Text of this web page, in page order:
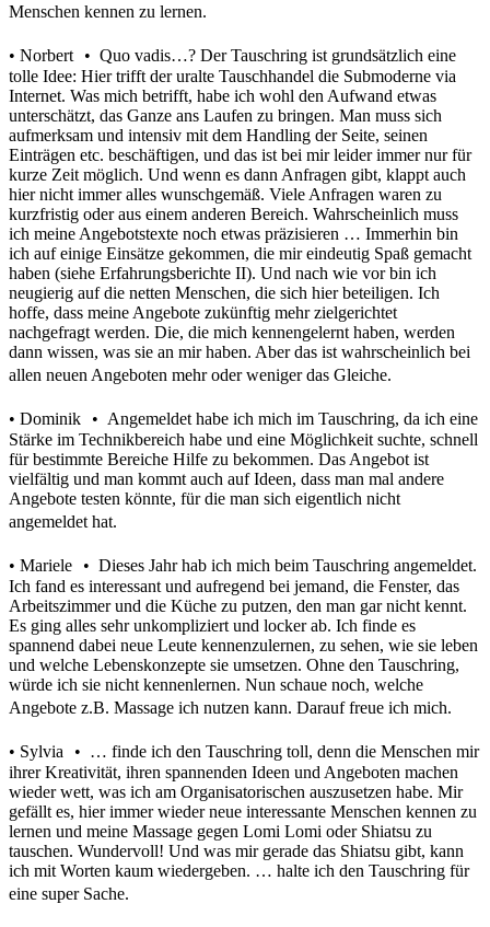
Menschen kennen zu lernen.
• Norbert • Quo vadis…? Der Tauschring ist grundsätzlich eine
tolle Idee: Hier trifft der uralte Tauschhandel die Submoderne via
Internet. Was mich betrifft, habe ich wohl den Aufwand etwas
unterschätzt, das Ganze ans Laufen zu bringen. Man muss sich
aufmerksam und intensiv mit dem Handling der Seite, seinen
Einträgen etc. beschäftigen, und das ist bei mir leider immer nur für
kurze Zeit möglich. Und wenn es dann Anfragen gibt, klappt auch
hier nicht immer alles wunschgemäß. Viele Anfragen waren zu
kurzfristig oder aus einem anderen Bereich. Wahrscheinlich muss
ich meine Angebotstexte noch etwas präzisieren … Immerhin bin
ich auf einige Einsätze gekommen, die mir eindeutig Spaß gemacht
haben (siehe Erfahrungsberichte II). Und nach wie vor bin ich
neugierig auf die netten Menschen, die sich hier beteiligen. Ich
hoffe, dass meine Angebote zukünftig mehr zielgerichtet
nachgefragt werden. Die, die mich kennengelernt haben, werden
dann wissen, was sie an mir haben. Aber das ist wahrscheinlich bei
allen neuen Angeboten mehr oder weniger das Gleiche.
• Dominik • Angemeldet habe ich mich im Tauschring, da ich eine
Stärke im Technikbereich habe und eine Möglichkeit suchte, schnell
für bestimmte Bereiche Hilfe zu bekommen. Das Angebot ist
vielfältig und man kommt auch auf Ideen, dass man mal andere
Angebote testen könnte, für die man sich eigentlich nicht
angemeldet hat.
• Mariele • Dieses Jahr hab ich mich beim Tauschring angemeldet.
Ich fand es interessant und aufregend bei jemand, die Fenster, das
Arbeitszimmer und die Küche zu putzen, den man gar nicht kennt.
Es ging alles sehr unkompliziert und locker ab. Ich finde es
spannend dabei neue Leute kennenzulernen, zu sehen, wie sie leben
und welche Lebenskonzepte sie umsetzen. Ohne den Tauschring,
würde ich sie nicht kennenlernen. Nun schaue noch, welche
Angebote z.B. Massage ich nutzen kann. Darauf freue ich mich.
• Sylvia • … finde ich den Tauschring toll, denn die Menschen mir
ihrer Kreativität, ihren spannenden Ideen und Angeboten machen
wieder wett, was ich am Organisatorischen auszusetzen habe. Mir
gefällt es, hier immer wieder neue interessante Menschen kennen zu
lernen und meine Massage gegen Lomi Lomi oder Shiatsu zu
tauschen. Wundervoll! Und was mir gerade das Shiatsu gibt, kann
ich mit Worten kaum wiedergeben. … halte ich den Tauschring für
eine super Sache.